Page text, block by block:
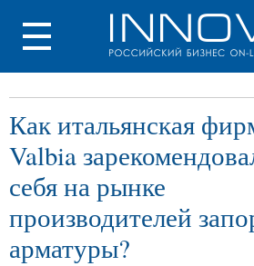
Как итальянская
Valbia
себя на рынке
производителей
арматуры?